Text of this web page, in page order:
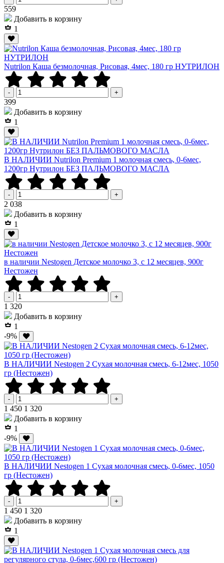
559Р
Добавить в корзину
1
Nutrilon Каша безмолочная, Рисовая, 4мес, 180 гр НУТРИЛОН
- +
399Р
Добавить в корзину
1
В НАЛИЧИИ Nutrilon Premium 1 молочная смесь, 0-6мес,
1200гр Нутрилон БЕЗ ПАЛЬМОВОГО МАСЛА
- +
2 038Р
Добавить в корзину
1
в наличии Nestogen Детское молочко 3, c 12 месяцев, 900г
Нестожен
- +
1 320Р
Добавить в корзину
1
-9%
В НАЛИЧИИ Nestogen 2 Сухая молочная смесь, 6-12мес, 1050
гр (Нестожен)
- +
1 450 Р1 320Р
Добавить в корзину
1
-9%
В НАЛИЧИИ Nestogen 1 Сухая молочная смесь, 0-6мес, 1050
гр (Нестожен)
- +
1 450 Р1 320Р
Добавить в корзину
1